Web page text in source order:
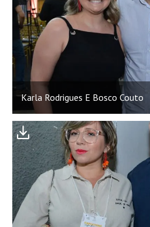
;
Karla Rodrigues E Bosco Couto